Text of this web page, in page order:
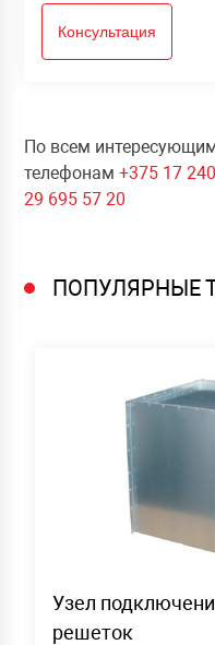
Консультация
По всем
телефонам+375 17
29 695 57 20
ПОПУЛЯРНЫЕ
Узел
решеток